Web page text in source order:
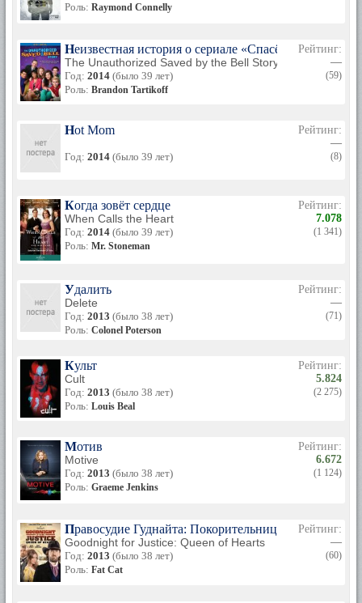
Роль: Raymond Connelly
Неизвестная история о сериале «Спасённые
The Unauthorized Saved by the Bell Story
Год: 2014 (было 39 лет)
Роль: Brandon Tartikoff
Рейтинг:
—
(59)
Hot Mom
Год: 2014 (было 39 лет)
Рейтинг:
—
(8)
Когда зовёт сердце
When Calls the Heart
Год: 2014 (было 39 лет)
Роль: Mr. Stoneman
Рейтинг:
7.078
(1 341)
Удалить
Delete
Год: 2013 (было 38 лет)
Роль: Colonel Poterson
Рейтинг:
—
(71)
Культ
Cult
Год: 2013 (было 38 лет)
Роль: Louis Beal
Рейтинг:
5.824
(2 275)
Мотив
Motive
Год: 2013 (было 38 лет)
Роль: Graeme Jenkins
Рейтинг:
6.672
(1 124)
Правосудие Гуднайта: Покорительница сердец
Goodnight for Justice: Queen of Hearts
Год: 2013 (было 38 лет)
Роль: Fat Cat
Рейтинг:
—
(60)